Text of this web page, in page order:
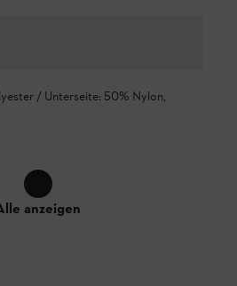
/ Unterseite: 50% Nylon,
anzeigen